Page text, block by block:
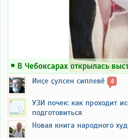
￭ В Чебоксарах открылась
Инҫе ҫулсен сиплевӗ 4
УЗИ почек: как проходит
подготовиться
Новая книга народного